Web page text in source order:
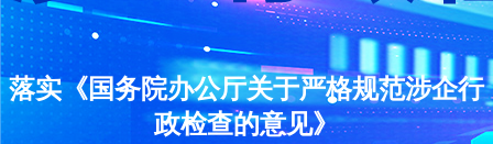
落实《国务院办公厅关于严格规范涉企行
政检查的意见》